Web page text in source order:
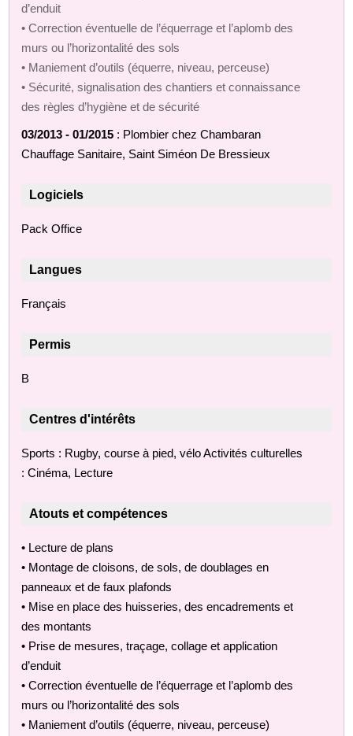
d’enduit
• Correction éventuelle de l’équerrage et l’aplomb des
murs ou l’horizontalité des sols
• Maniement d’outils (équerre, niveau, perceuse)
• Sécurité, signalisation des chantiers et connaissance
des règles d’hygiène et de sécurité
03/2013 - 01/2015 : Plombier chez Chambaran
Chauffage Sanitaire, Saint Siméon De Bressieux
Logiciels
Pack Office
Langues
Français
Permis
B
Centres d'intérêts
Sports : Rugby, course à pied, vélo Activités culturelles
: Cinéma, Lecture
Atouts et compétences
• Lecture de plans
• Montage de cloisons, de sols, de doublages en
panneaux et de faux plafonds
• Mise en place des huisseries, des encadrements et
des montants
• Prise de mesures, traçage, collage et application
d’enduit
• Correction éventuelle de l’équerrage et l’aplomb des
murs ou l’horizontalité des sols
• Maniement d’outils (équerre, niveau, perceuse)